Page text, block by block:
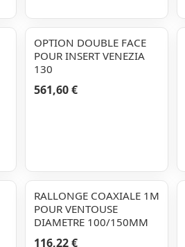
OPTION DOUBLE FACE
POUR INSERT VENEZIA
130
561,60 €
RALLONGE COAXIALE 1M
POUR VENTOUSE
DIAMETRE 100/150MM
116,22 €